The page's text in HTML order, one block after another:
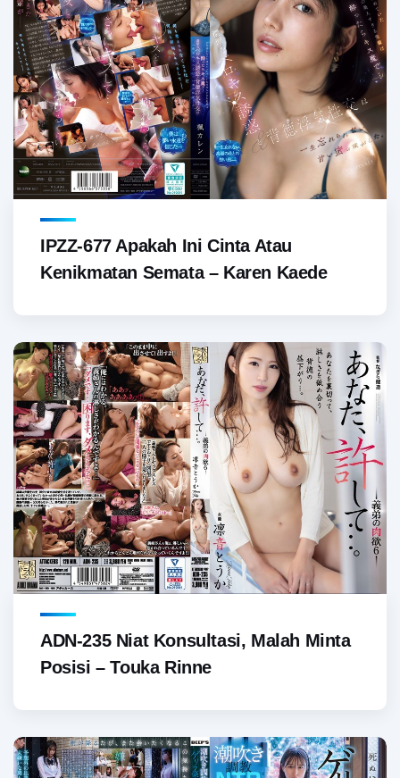
IPZZ-677 Apakah Ini Cinta Atau
Kenikmatan Semata – Karen Kaede
ADN-235 Niat Konsultasi, Malah Minta
Posisi – Touka Rinne